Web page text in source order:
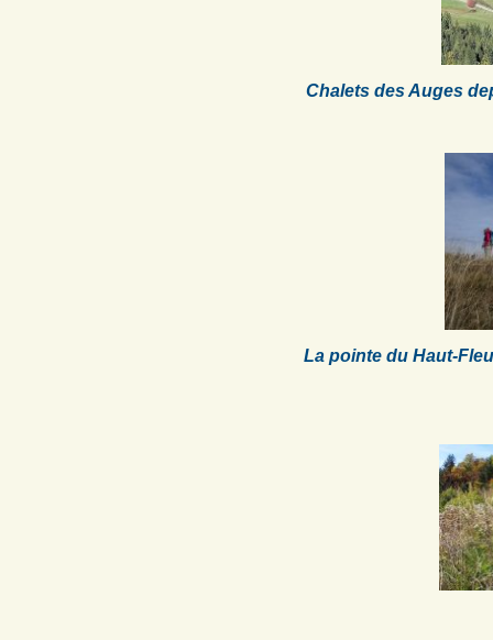
Chalets des Auges
La pointe du Haut-